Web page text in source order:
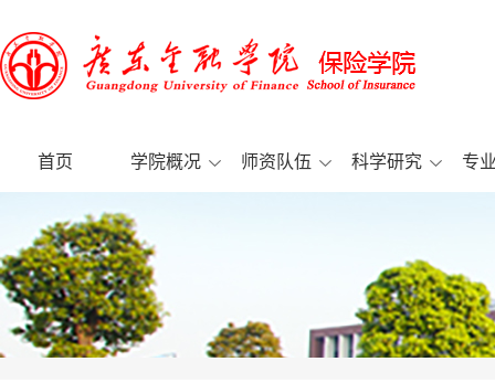
首页 学院概况 师资队伍 科学研究 专